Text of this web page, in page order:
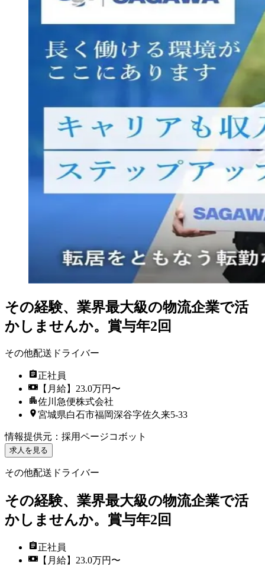
その経験、業界最大級の物流企業で活
かしませんか。賞与年2回
その他配送ドライバー
正社員
【月給】23.0万円〜
佐川急便株式会社
宮城県白石市福岡深谷字佐久来5-33
情報提供元 ： 採用ページコボット
求人を見る
その他配送ドライバー
その経験、業界最大級の物流企業で活
かしませんか。賞与年2回
正社員
【月給】23.0万円〜